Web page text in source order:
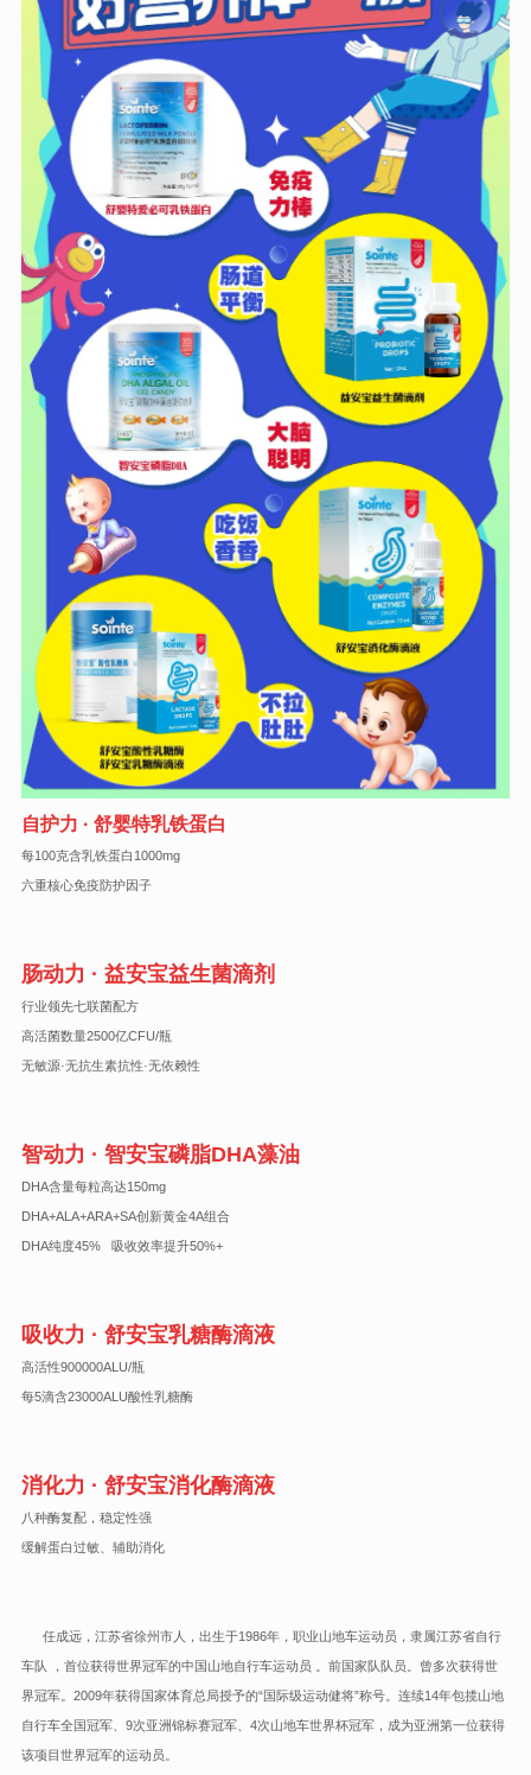
自护力 · 舒婴特乳铁蛋白
每100克含乳铁蛋白1000mg
六重核心免疫防护因子
肠动力 · 益安宝益生菌滴剂
行业领先七联菌配方
高活菌数量2500亿CFU/瓶
无敏源·无抗生素抗性·无依赖性
智动力 · 智安宝磷脂DHA藻油
DHA含量每粒高达150mg
DHA+ALA+ARA+SA创新黄金4A组合
DHA纯度45% 吸收效率提升50%+
吸收力 · 舒安宝乳糖酶滴液
高活性900000ALU/瓶
每5滴含23000ALU酸性乳糖酶
消化力 · 舒安宝消化酶滴液
八种酶复配，稳定性强
缓解蛋白过敏、辅助消化
任成远，江苏省徐州市人，出生于1986年，职业山地车运动员，隶属江苏省自行
车队 ，首位获得世界冠军的中国山地自行车运动员 。前国家队队员。曾多次获得世
界冠军。2009年获得国家体育总局授予的“国际级运动健将”称号。连续14年包揽山地
自行车全国冠军、9次亚洲锦标赛冠军、4次山地车世界杯冠军，成为亚洲第一位获得
该项目世界冠军的运动员。